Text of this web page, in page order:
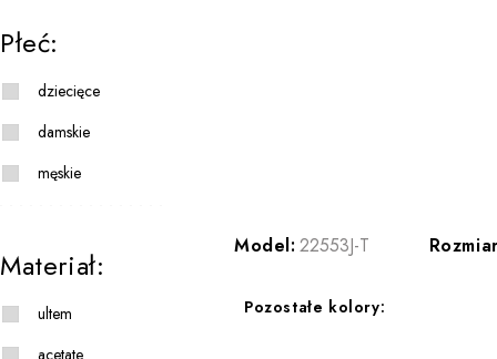
Płeć:
dziecięce
damskie
męskie
Materiał:
ultem
acetate
Model: 22553J-T
Pozostałe kolory: